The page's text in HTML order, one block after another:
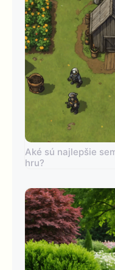
Aké sú najlepšie
hru?